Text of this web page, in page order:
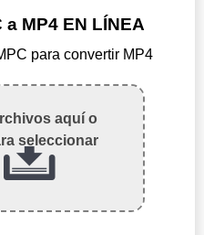
a MP4 EN LÍNEA
para convertir MP4
aquí o
seleccionar